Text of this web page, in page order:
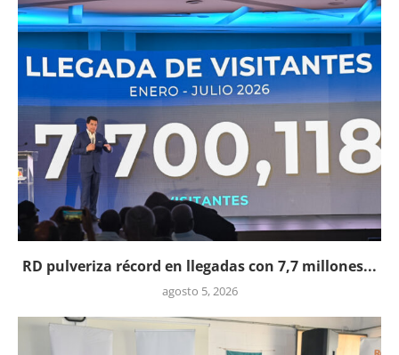
RD pulveriza récord en llegadas con 7,7 millones...
agosto 5, 2026